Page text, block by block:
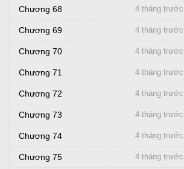
Chương 68 4 tháng trước
Chương 69 4 tháng trước
Chương 70 4 tháng trước
Chương 71 4 tháng trước
Chương 72 4 tháng trước
Chương 73 4 tháng trước
Chương 74 4 tháng trước
Chương 75 4 tháng trước